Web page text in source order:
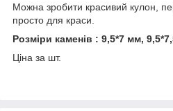
Можна зробити красивий кулон,
просто для краси.
Розміри каменів : 9,5*7 мм,
Ціна за шт.